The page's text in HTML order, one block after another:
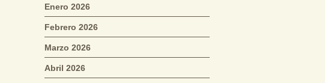
Enero 2026
Febrero 2026
Marzo 2026
Abril 2026